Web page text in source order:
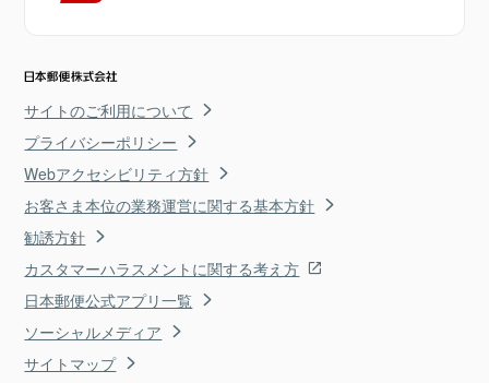
サイトのご利用について
プライバシーポリシー
Webアクセシビリティ方針
お客さま本位の業務運営に関する基本方針
勧誘方針
カスタマーハラスメントに関する考え方
日本郵便公式アプリ一覧
ソーシャルメディア
サイトマップ